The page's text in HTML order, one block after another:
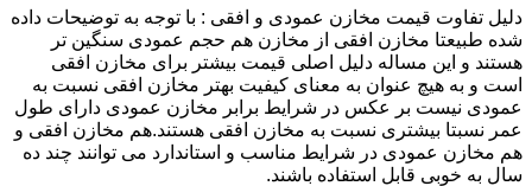
دلیل تفاوت قیمت مخازن عمودی و افقی : با توجه به توضیحات داده
شده طبیعتا مخازن افقی از مخازن هم حجم عمودی سنگین تر
هستند و این مساله دلیل اصلی قیمت بیشتر برای مخازن افقی
است و به هیچ عنوان به معنای کیفیت بهتر مخازن افقی نسبت به
عمودی نیست بر عکس در شرایط برابر مخازن عمودی دارای طول
عمر نسبتا بیشتری نسبت به مخازن افقی هستند.هم مخازن افقی و
هم مخازن عمودی در شرایط مناسب و استاندارد می توانند چند ده
سال به خوبی قابل استفاده باشند.